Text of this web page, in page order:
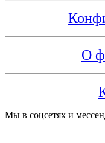
О
Мы в соцсетях и